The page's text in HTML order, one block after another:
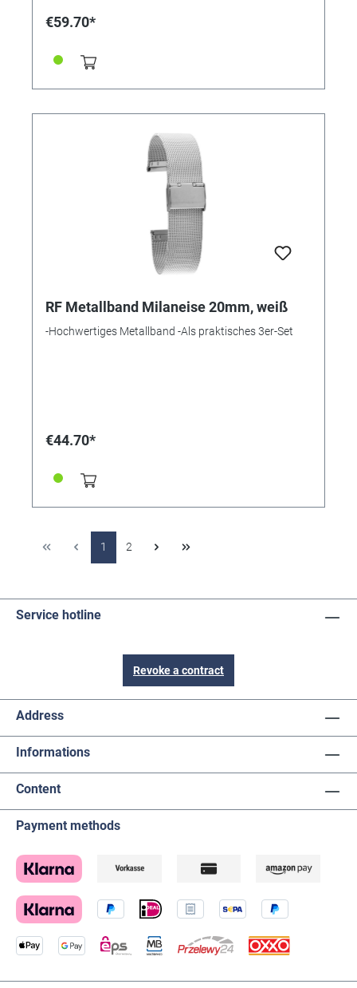
€59.70*
RF Metallband Milaneise 20mm, weiß
-Hochwertiges Metallband -Als praktisches 3er-Set
€44.70*
1 2
Service hotline
Revoke a contract
Address
Informations
Content
Payment methods